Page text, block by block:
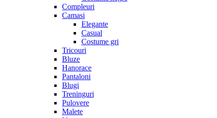
Compleuri
Camasi
Elegante
Casual
Costume gri
Tricouri
Bluze
Hanorace
Pantaloni
Blugi
Treninguri
Pulovere
Malete